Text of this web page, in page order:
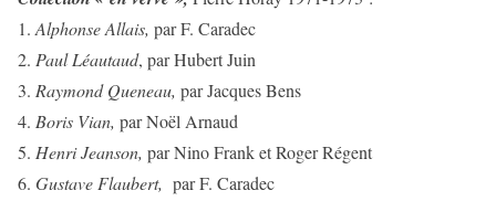
1. Alphonse Allais, par F. Caradec
2. Paul Léautaud, par Hubert Juin
3. Raymond Queneau, par Jacques Bens
4. Boris Vian, par Noël Arnaud
5. Henri Jeanson, par Nino Frank et Roger Régent
6. Gustave Flaubert, par F. Caradec